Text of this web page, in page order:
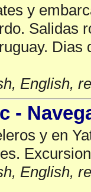
y
Salidas
Dias
English,
-
y en
English,